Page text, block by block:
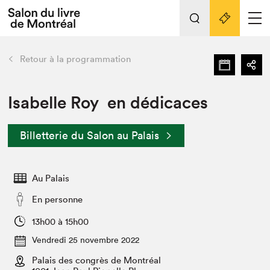
Espace médias
Espace exposant⋅e⋅s
Tout sur l'édition 2022
Actualités
Vidéos et Balados
Club de lecture Braindate
retour Nos activités
Édition 2022
Nous connaître
Projets partenaires 2022
Archives
Liens pratiques
Retour à la programmation
Isabelle Roy en dédicaces
Billetterie du Salon au Palais
Au Palais
En personne
13h00 à 15h00
Vendredi 25 novembre 2022
Palais des congrès de Montréal